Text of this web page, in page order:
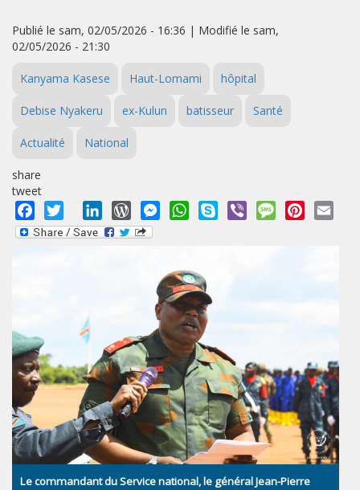
Publié le sam, 02/05/2026 - 16:36 | Modifié le sam,
02/05/2026 - 21:30
Kanyama Kasese Haut-Lomami hôpital
Debise Nyakeru ex-Kulun batisseur Santé
Actualité National
share
tweet
Facebook
Twitter LinkedInWordPressMessengerWhatsApp
Skype Viber MessagePinterest
Le commandant du Service national, le général Jean-Pierre